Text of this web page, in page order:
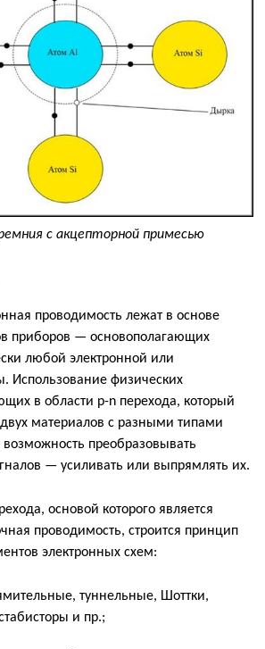
с акцепторной примесью
проводимость лежат в основе
приборов — основополагающих
любой электронной или
Использование физических
в области p-n перехода, который
материалов с разными типами
преобразовывать
— усиливать или выпрямлять их.
основой которого является
проводимость, строится принцип
электронных схем:
туннельные, Шоттки,
и пр.;